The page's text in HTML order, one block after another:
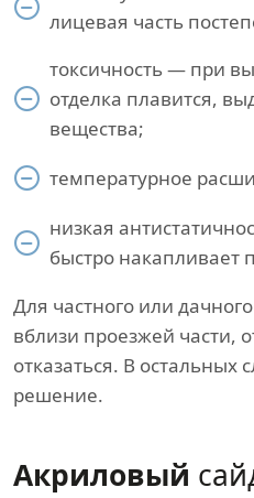
лицевая часть
токсичность — при
отделка плавится,
вещества;
температурное
низкая
быстро накапливает
Для частного или
вблизи проезжей части,
отказаться. В остальных
решение.
Акриловый